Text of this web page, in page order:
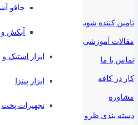
چاقو
آبکش
ابزار استیک و
ابزار پیتزا
تجهیزات پخت
تامین کننده شوید
مقالات آموزشی
تماس با ما
کار در کافه
مشاوره
دسته بندی ظروف ملامین